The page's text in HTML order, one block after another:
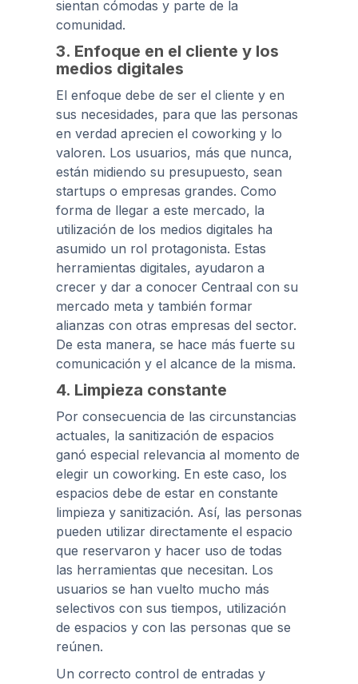
sientan cómodas y parte de la
comunidad.
3. Enfoque en el cliente y los
medios digitales
El enfoque debe de ser el cliente y en
sus necesidades, para que las personas
en verdad aprecien el coworking y lo
valoren. Los usuarios, más que nunca,
están midiendo su presupuesto, sean
startups o empresas grandes. Como
forma de llegar a este mercado, la
utilización de los medios digitales ha
asumido un rol protagonista. Estas
herramientas digitales, ayudaron a
crecer y dar a conocer Centraal con su
mercado meta y también formar
alianzas con otras empresas del sector.
De esta manera, se hace más fuerte su
comunicación y el alcance de la misma.
4. Limpieza constante
Por consecuencia de las circunstancias
actuales, la sanitización de espacios
ganó especial relevancia al momento de
elegir un coworking. En este caso, los
espacios debe de estar en constante
limpieza y sanitización. Así, las personas
pueden utilizar directamente el espacio
que reservaron y hacer uso de todas
las herramientas que necesitan. Los
usuarios se han vuelto mucho más
selectivos con sus tiempos, utilización
de espacios y con las personas que se
reúnen.
Un correcto control de entradas y